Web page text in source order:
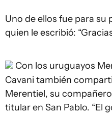
Uno de ellos fue para su
quien le escribió:
Con los uruguayos
Cavani también
Merentiel, su
titular en San Pablo. “El